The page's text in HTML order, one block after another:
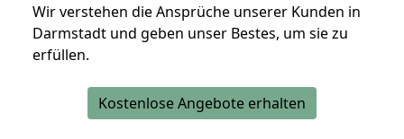
Wir verstehen die Ansprüche unserer Kunden in
Darmstadt und geben unser Bestes, um sie zu
erfüllen.
Kostenlose Angebote erhalten